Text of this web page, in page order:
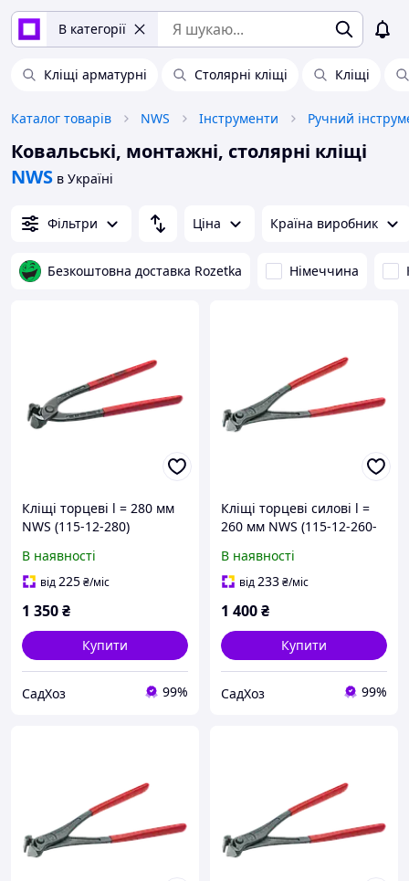
В категорії
Кліщі арматурні Столярні кліщі Кліщі
Каталог товарів NWS Інструменти Ручний
Ковальські, монтажні, столярні кліщі
NWS в Україні
Фільтри Ціна Країна виробник
Безкоштовна доставка Rozetka Німеччина
Кліщі торцеві l = 280 мм
NWS (115-12-280)
В наявності
від225₴/міс
1 350₴
Купити
СадХоз 99%
Кліщі торцеві силові l =
260 мм NWS (115-12-260-
В наявності
від233₴/міс
1 400₴
Купити
СадХоз 99%